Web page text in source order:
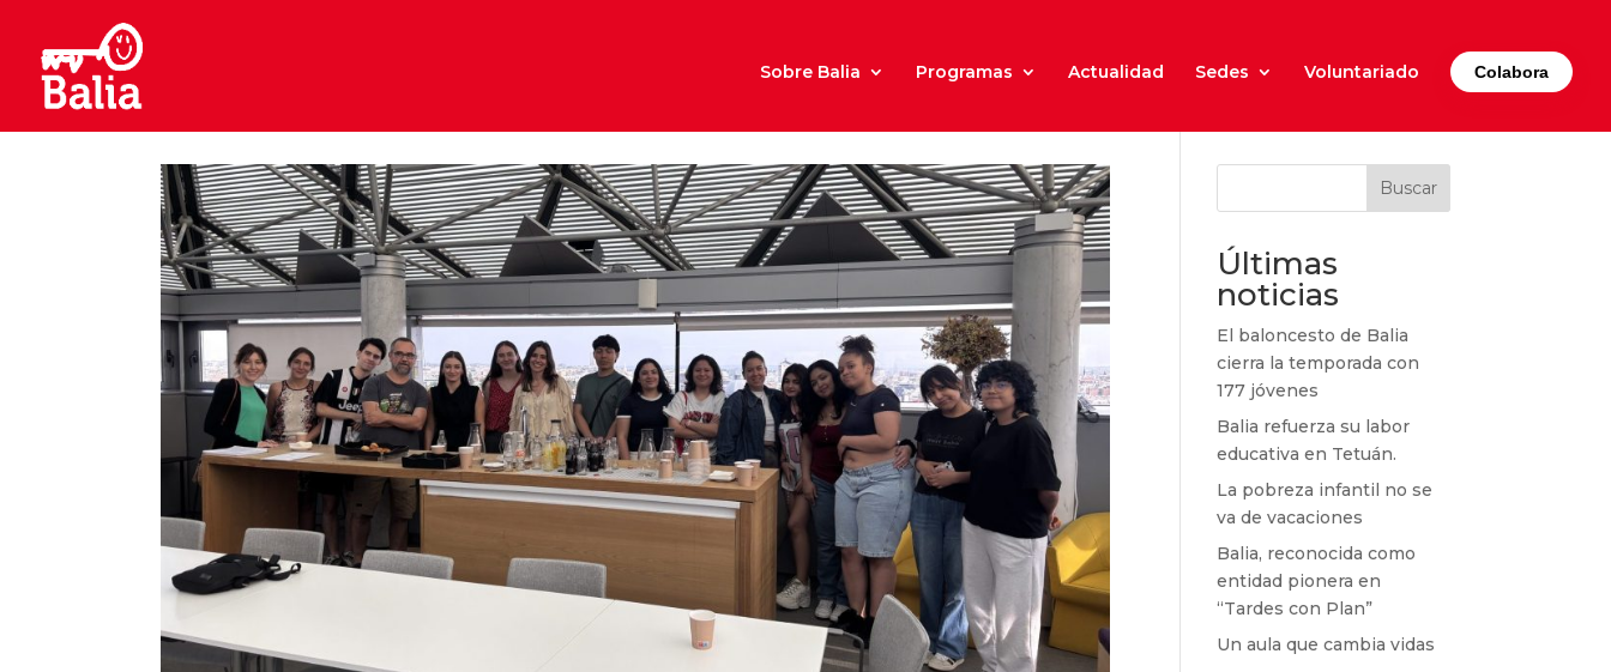
Sobre Balia Programas Actualidad Sedes Voluntariado Colabora
Buscar
Últimas
noticias
El baloncesto de Balia
cierra la temporada con
177 jóvenes
Balia refuerza su labor
educativa en Tetuán.
La pobreza infantil no se
va de vacaciones
Balia, reconocida como
entidad pionera en
“Tardes con Plan”
Un aula que cambia vidas